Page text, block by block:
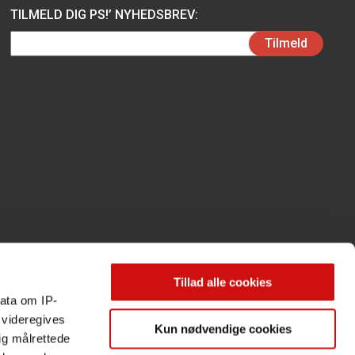
om IP-
målrettede
Tillad alle cookies
Kun nødvendige cookies
TILMELD DIG PS!’ NYHEDSBREV:
(Påkrævet)
Tilmeld